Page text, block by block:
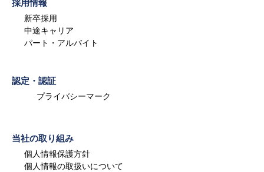
採用情報
新卒採用
中途キャリア
パート・アルバイト
認定・認証
プライバシーマーク
当社の取り組み
個人情報保護方針
個人情報の取扱いについて